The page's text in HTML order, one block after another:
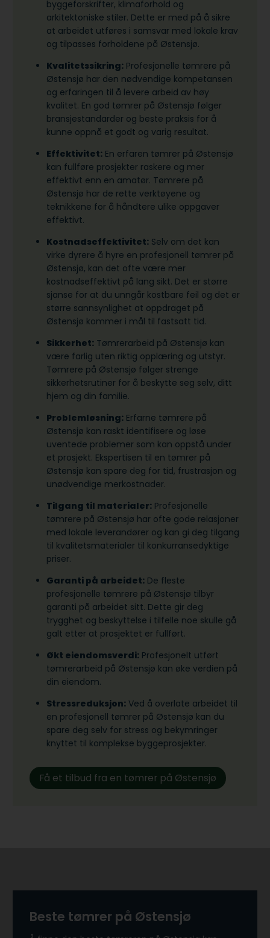
byggeforskrifter, klimaforhold og
arkitektoniske stiler. Dette er med på å sikre
at arbeidet utføres i samsvar med lokale krav
og tilpasses forholdene på Østensjø.
Kvalitetssikring: Profesjonelle tømrere på
Østensjø har den nødvendige kompetansen
og erfaringen til å levere arbeid av høy
kvalitet. En god tømrer på Østensjø følger
bransjestandarder og beste praksis for å
kunne oppnå et godt og varig resultat.
Effektivitet: En erfaren tømrer på Østensjø
kan fullføre prosjekter raskere og mer
effektivt enn en amatør. Tømrere på
Østensjø har de rette verktøyene og
teknikkene for å håndtere ulike oppgaver
effektivt.
Kostnadseffektivitet: Selv om det kan
virke dyrere å hyre en profesjonell tømrer på
Østensjø, kan det ofte være mer
kostnadseffektivt på lang sikt. Det er større
sjanse for at du unngår kostbare feil og det er
større sannsynlighet at oppdraget på
Østensjø kommer i mål til fastsatt tid.
Sikkerhet: Tømrerarbeid på Østensjø kan
være farlig uten riktig opplæring og utstyr.
Tømrere på Østensjø følger strenge
sikkerhetsrutiner for å beskytte seg selv, ditt
hjem og din familie.
Problemløsning: Erfarne tømrere på
Østensjø kan raskt identifisere og løse
uventede problemer som kan oppstå under
et prosjekt. Ekspertisen til en tømrer på
Østensjø kan spare deg for tid, frustrasjon og
unødvendige merkostnader.
Tilgang til materialer: Profesjonelle
tømrere på Østensjø har ofte gode relasjoner
med lokale leverandører og kan gi deg tilgang
til kvalitetsmaterialer til konkurransedyktige
priser.
Garanti på arbeidet: De fleste
profesjonelle tømrere på Østensjø tilbyr
garanti på arbeidet sitt. Dette gir deg
trygghet og beskyttelse i tilfelle noe skulle gå
galt etter at prosjektet er fullført.
Økt eiendomsverdi: Profesjonelt utført
tømrerarbeid på Østensjø kan øke verdien på
din eiendom.
Stressreduksjon: Ved å overlate arbeidet til
en profesjonell tømrer på Østensjø kan du
spare deg selv for stress og bekymringer
knyttet til komplekse byggeprosjekter.
Få et tilbud fra en tømrer på Østensjø
Beste tømrer på Østensjø